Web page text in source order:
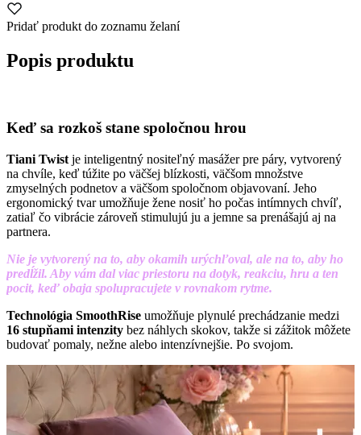
Pridať produkt do zoznamu želaní
Popis produktu
Keď sa rozkoš stane spoločnou hrou
Tiani Twist je inteligentný nositeľný masážer pre páry, vytvorený
na chvíle, keď túžite po väčšej blízkosti, väčšom množstve
zmyselných podnetov a väčšom spoločnom objavovaní. Jeho
ergonomický tvar umožňuje žene nosiť ho počas intímnych chvíľ,
zatiaľ čo vibrácie zároveň stimulujú ju a jemne sa prenášajú aj na
partnera.
Nie je vytvorený na to, aby okamih urýchľoval, ale na to, aby ho
predĺžil. Aby vám dal viac priestoru na dotyk, reakciu, hru a ten
pocit, keď obaja spolupracujete v rovnakom rytme.
Technológia SmoothRise umožňuje plynulé prechádzanie medzi
16 stupňami intenzity bez náhlych skokov, takže si zážitok môžete
budovať pomaly, nežne alebo intenzívnejšie. Po svojom.